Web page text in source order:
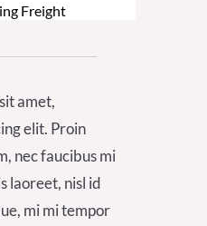
Freight
amet,
elit. Proin
nec faucibus mi
laoreet, nisl id
mi mi tempor